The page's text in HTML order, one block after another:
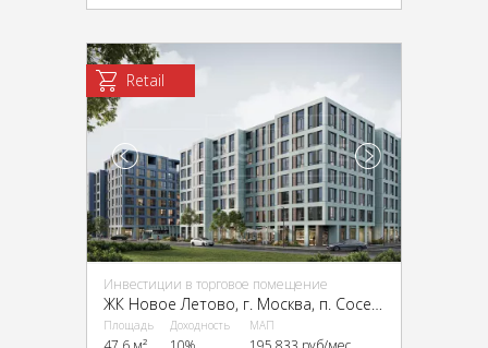
Retail
Инвестиции в торговое помещение
Площадь Доходность МАП